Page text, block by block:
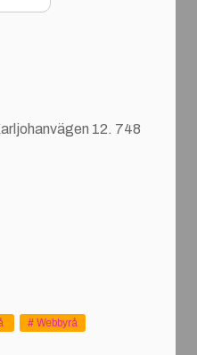
12. 748
Webbyrå